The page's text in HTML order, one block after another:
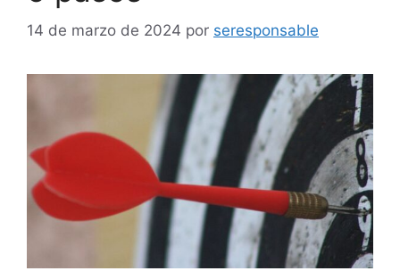
14 de marzo de 2024 por seresponsable